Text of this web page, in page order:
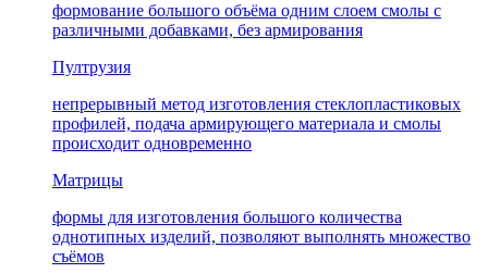
формование большого объёма одним слоем смолы с
различными добавками, без армирования
Пултрузия
непрерывный метод изготовления стеклопластиковых
профилей, подача армирующего материала и смолы
происходит одновременно
Матрицы
формы для изготовления большого количества
однотипных изделий, позволяют выполнять множество
съёмов